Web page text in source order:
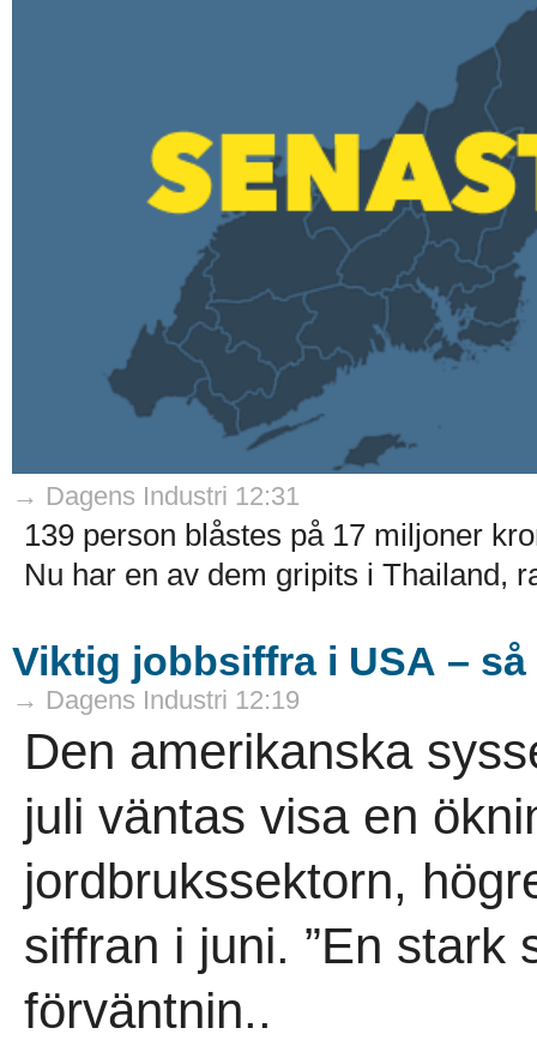
→ Dagens Industri 12:31
139 person blåstes på 17 miljoner
Nu har en av dem gripits i Thailand,
Viktig jobbsiffra i USA –
→ Dagens Industri 12:19
Den amerikanska
juli väntas visa en
jordbrukssektorn,
siffran i juni. ”En stark
förväntnin..